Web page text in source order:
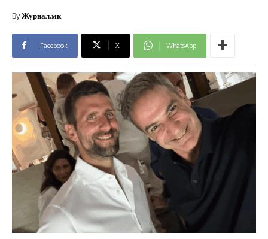
ByЖурнал.мк
Facebook X WhatsApp